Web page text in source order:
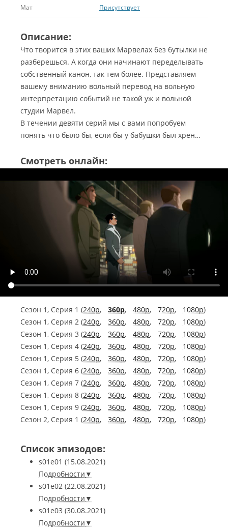
Мат Присутствует
Описание:
Что творится в этих ваших Марвелах без бутылки не
разберешься. А когда они начинают переделывать
собственный канон, так тем более. Представляем
вашему вниманию вольный перевод на вольную
интерпретацию событий не такой уж и вольной
студии Марвел.
В течении девяти серий мы с вами попробуем
понять что было бы, если бы у бабушки был хрен…
Смотреть онлайн:
Сезон 1, Серия 1 (240p, 360p, 480p, 720p, 1080p)
Сезон 1, Серия 2 (240p, 360p, 480p, 720p, 1080p)
Сезон 1, Серия 3 (240p, 360p, 480p, 720p, 1080p)
Сезон 1, Серия 4 (240p, 360p, 480p, 720p, 1080p)
Сезон 1, Серия 5 (240p, 360p, 480p, 720p, 1080p)
Сезон 1, Серия 6 (240p, 360p, 480p, 720p, 1080p)
Сезон 1, Серия 7 (240p, 360p, 480p, 720p, 1080p)
Сезон 1, Серия 8 (240p, 360p, 480p, 720p, 1080p)
Сезон 1, Серия 9 (240p, 360p, 480p, 720p, 1080p)
Сезон 2, Серия 1 (240p, 360p, 480p, 720p, 1080p)
Список эпизодов:
s01e01 (15.08.2021)
Подробности
s01e02 (22.08.2021)
Подробности
s01e03 (30.08.2021)
Подробности